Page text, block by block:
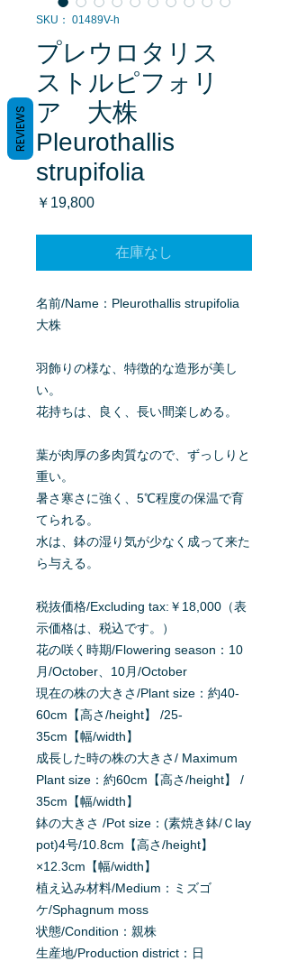
SKU： 01489V-h
プレウロタリス
ストルピフォリ
ア 大株
Pleurothallis
strupifolia
￥19,800価
在庫なし
名前/Name：Pleurothallis strupifolia
大株
羽飾りの様な、特徴的な造形が美し
い。
花持ちは、良く、長い間楽しめる。
葉が肉厚の多肉質なので、ずっしりと
重い。
暑さ寒さに強く、5℃程度の保温で育
てられる。
水は、鉢の湿り気が少なく成って来た
ら与える。
税抜価格/Excluding tax:￥18,000（表
示価格は、税込です。）
花の咲く時期/Flowering season：10
月/October、10月/October
現在の株の大きさ/Plant size：約40-
60cm【高さ/height】 /25-
35cm【幅/width】
成長した時の株の大きさ/ Maximum
Plant size：約60cm【高さ/height】 /
35cm【幅/width】
鉢の大きさ /Pot size：(素焼き鉢/Ｃlay
pot)4号/10.8cm【高さ/height】
×12.3cm【幅/width】
植え込み材料/Medium：ミズゴ
ケ/Sphagnum moss
状態/Condition：親株
生産地/Production district：日
REVIEWS